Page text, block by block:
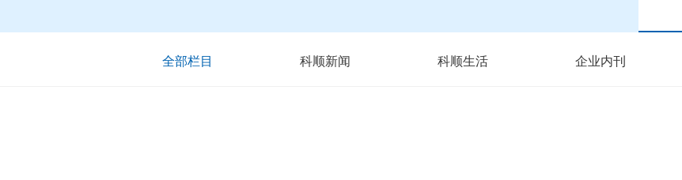
全部栏目 科顺新闻 科顺生活 企业内刊